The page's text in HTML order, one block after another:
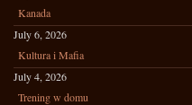
Kanada
July 6, 2026
Kultura i Mafia
July 4, 2026
Trening w domu